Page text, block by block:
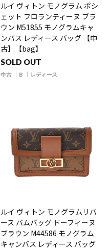
ルイ ヴィトン モノグラム ポシ
ェット フロランティーヌ ブラ
ウン M51855 モノグラムキャ
ンバス レディース バッグ 【中
古】【bag】
SOLD OUT
中古 B レディース
ルイ ヴィトン モノグラムリバ
ース バムバッグ ドーフィーヌ
ブラウン M44586 モノグラム
キャンバス レディース バッグ